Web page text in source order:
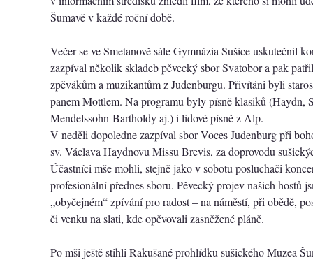
Šumavě v každé roční době.
Večer se ve Smetanově sále Gymnázia Sušice uskutečnil
zazpíval několik skladeb pěvecký sbor Svatobor a pak
zpěvákům a muzikantům z Judenburgu. Přivítáni byli
panem Mottlem. Na programu byly písně klasiků (Haydn,
Mendelssohn-Bartholdy aj.) i lidové písně z Alp.
V neděli dopoledne zazpíval sbor Voces Judenburg při
sv. Václava Haydnovu Missu Brevis, za doprovodu
Účastníci mše mohli, stejně jako v sobotu posluchači
profesionální přednes sboru. Pěvecký projev našich hostů
„obyčejném“ zpívání pro radost – na náměstí, při obědě,
či venku na slati, kde opěvovali zasněžené pláně.
Po mši ještě stihli Rakušané prohlídku sušického Muzea